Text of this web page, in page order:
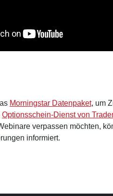
Morningstar Datenpaket, um
Optionsschein-Dienst von
verpassen möchten,
informiert.